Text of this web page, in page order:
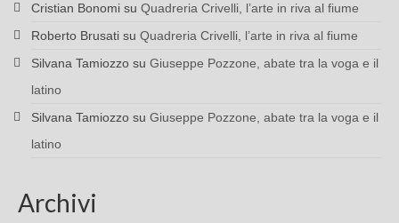
Cristian Bonomi su Quadreria Crivelli, l’arte in riva al fiume
Roberto Brusati su Quadreria Crivelli, l’arte in riva al fiume
Silvana Tamiozzo su Giuseppe Pozzone, abate tra la voga e il
latino
Silvana Tamiozzo su Giuseppe Pozzone, abate tra la voga e il
latino
Archivi